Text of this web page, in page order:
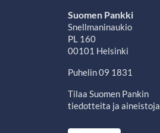
Suomen Pankki
Snellmaninaukio
PL 160
00101 Helsinki
Puhelin 09 1831
Tilaa Suomen Pankin
tiedotteita ja aineistoja